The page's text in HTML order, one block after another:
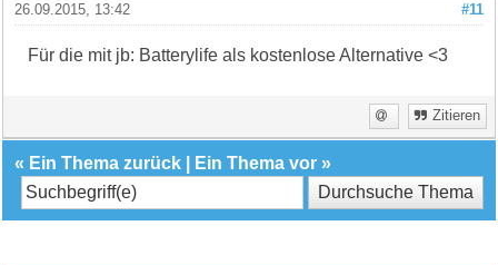
#11
26.09.2015, 13:42
Für die mit jb: Batterylife als kostenlose Alternative <3
Zitieren
« Ein Thema zurück Ein Thema vor »